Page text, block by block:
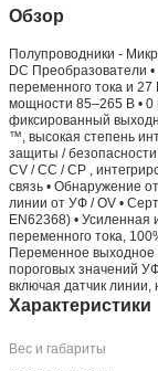
Обзор
Полупроводники -
DC Преобразователи
переменного тока и
мощности 85–265 В • 0
фиксированный
™, высокая степень
защиты /
CV / CC / CP ,
связь • Обнаружение
линии от УФ / OV •
EN62368) •
переменного тока,
Переменное выходное
пороговых значений
включая датчик
Характеристики
Вес и габариты